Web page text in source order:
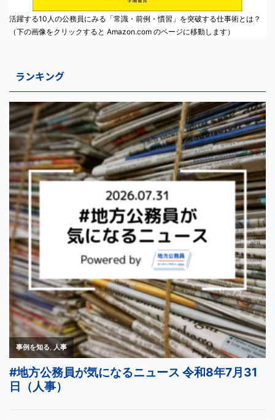
活躍する10人の公務員にみる「常識・前例・慣習」を突破する仕事術とは？
（下の画像をクリックすると Amazon.com のページに移動します）
ランキング